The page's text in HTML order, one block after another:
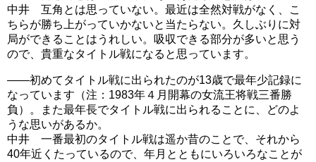
中井 互角とは思っていない。最近は全然対戦がなく、こ
ちらが勝ち上がっていかないと当たらない。久しぶりに対
局ができることはうれしい。吸収できる部分が多いと思う
ので、貴重なタイトル戦になると思っています。
――初めてタイトル戦に出られたのが13歳で最年少記録に
なっています（注：1983年４月開幕の女流王将戦三番勝
負）。また最年長でタイトル戦に出られることに、どのよ
うな思いがあるか。
中井 一番最初のタイトル戦は遥か昔のことで、それから
40年近くたっているので、年月とともにいろいろなことが